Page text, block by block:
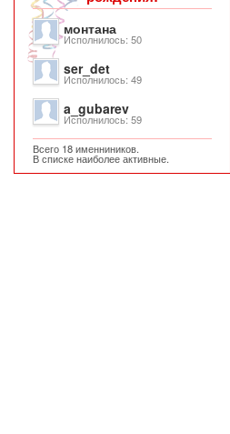
монтана
Исполнилось: 50
ser_det
Исполнилось: 49
a_gubarev
Исполнилось: 59
Всего 18 именниников.
В списке наиболее активные.